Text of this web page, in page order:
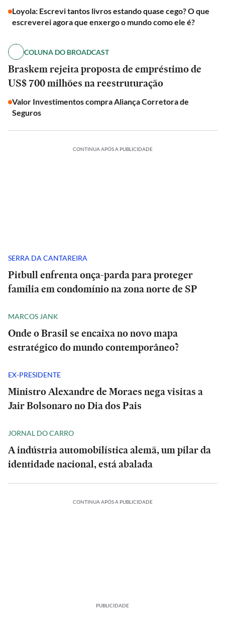
Loyola: Escrevi tantos livros estando quase cego? O que
escreverei agora que enxergo o mundo como ele é?
COLUNA DO BROADCAST
Braskem rejeita proposta de empréstimo de
US$ 700 milhões na reestruturação
Valor Investimentos compra Aliança Corretora de
Seguros
CONTINUA APÓS A PUBLICIDADE
SERRA DA CANTAREIRA
Pitbull enfrenta onça-parda para proteger
família em condomínio na zona norte de SP
MARCOS JANK
Onde o Brasil se encaixa no novo mapa
estratégico do mundo contemporâneo?
EX-PRESIDENTE
Ministro Alexandre de Moraes nega visitas a
Jair Bolsonaro no Dia dos Pais
JORNAL DO CARRO
A indústria automobilística alemã, um pilar da
identidade nacional, está abalada
CONTINUA APÓS A PUBLICIDADE
PUBLICIDADE